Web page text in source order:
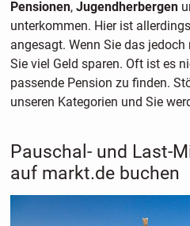
Pensionen, Jugendherbergen
unterkommen. Hier ist
angesagt. Wenn Sie das
Sie viel Geld sparen. Oft ist es
passende Pension zu finden.
unseren Kategorien und Sie
Pauschal- und Last-
auf markt.de buchen